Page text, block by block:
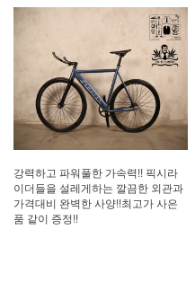
강력하고 파워풀한 가속력!! 픽시라
이더들을 설레게하는 깔끔한 외관과
가격대비 완벽한 사양!!최고가 사은
품 같이 증정!!